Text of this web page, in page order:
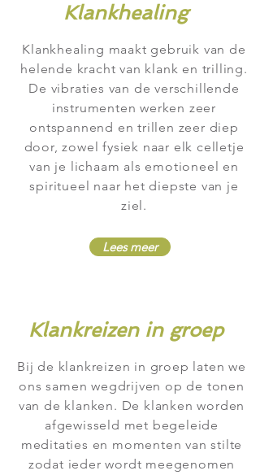
Klankhealing
Klankhealing maakt gebruik van de
helende kracht van klank en trilling.
De vibraties van de verschillende
instrumenten werken zeer
ontspannend en trillen zeer diep
door, zowel fysiek naar elk celletje
van je lichaam als emotioneel en
spiritueel naar het diepste van je
ziel.
Lees meer
Klankreizen in groep
Bij de klankreizen in groep laten we
ons samen wegdrijven op de tonen
van de klanken. De klanken worden
afgewisseld met begeleide
meditaties en momenten van stilte
zodat ieder wordt meegenomen